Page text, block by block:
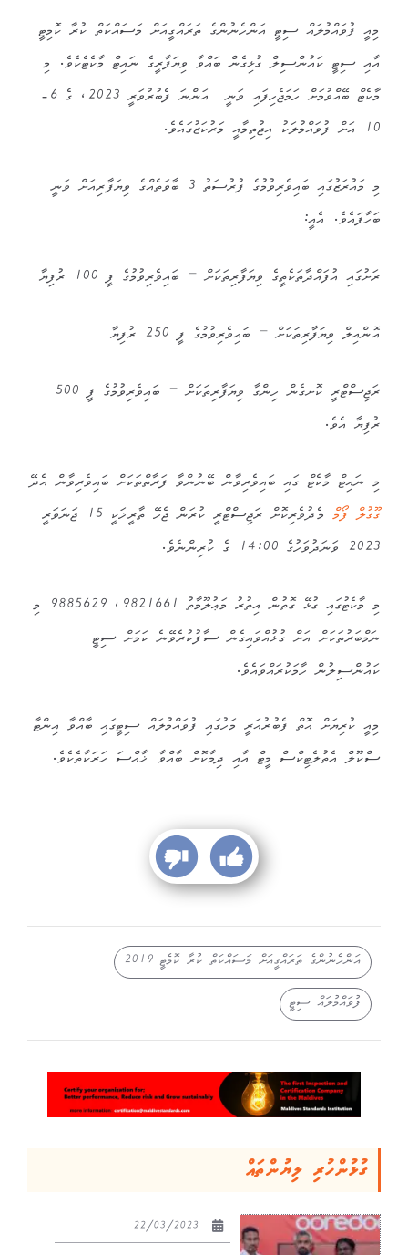
މިއީ ފުވައްމުލައް ސިޓީ އަންހެނުންގެ ތަރައްގީއަށް މަސައްކަތް ކުރާ ކޮމިޓީ
އާއި ސިޓީ ކައުންސިލް ގުޅިގެން ބައްވާ ވިޔަފާރީގެ ނައިޓް މާކެޓެކެވެ. މި
މާކެޓް ބޭއްވުމަށް ހަމަޖެހިފައި ވަނީ އަންނަ ފެބުރުވަރީ 2023، ގެ 6-
10 އަށް ފުވައްމުލަކު އިޖުތިމާއީ މަރުކަޒުގައެވެ.
މި މައުރަޒުގައި ބައިވެރިވުމުގެ ފުރުސަތު 3 ބާވަތެއްގެ ވިޔަފާރިއަށް ވަނީ
ބަހާފައެވެ. އެއީ:
ރަށުގައި އުފައްދާތަކެތީގެ ވިޔަފާރިތަކަށް – ބައިވެރިވުމުގެ ފީ 100 ރުފިޔާ
އޮންއިލް ވިޔަފާރިތަކަށް – ބައިވެރިވުމުގެ ފީ 250 ރުފިޔާ
ރަޖިސްޓްރީ ކޮށގެން ހިންގާ ވިޔަފާރިތަކަށް – ބައިވެރިވުމުގެ ފީ 500
ރުފިޔާ އެވެ.
މި ނައިޓް މާކެޓް ގައި ބައިވެރިވާން ބޭނުންވާ ފަރާތްތަކަށް ބައިވެރިވާން އެދޭ
ގޫގުލް ފޯމް
މެދުވެރިކޮށް ރަޖިސްޓްރީ ކުރަން ޖެހޭ ތާރީޚަކީ 15 ޖަނަވަރީ
2023 ވަނަދުވަހުގެ 14:00 ގެ ކުރިންނެވެ.
މި މާކެޓުގައި ގުޅޭ ގޮތުން އިތުރު މަޢުލޫމާތު 9821661، 9885629 މި
ނަމްބަރުތަކަށް އަށް ގުޅުއްވައިގެން ސާފުކުރެވޭނެ ކަމަށް ސިޓީ
ކައުންސިލުން ހާމަކުރައްވައެވެ.
މިއީ ކުރިޔަށް އޮތް ފެބުރުއަރީ މަހުގައި ފުވައްމުލައް ސިޓީގައި ބާއްވާ އިންޓާ
ސްކޫލް އެތުލެޓިކްސް މީޓް އާއި ދިމާކޮށް ބާއްވާ ޚާއްސަ ހަރަކާތެކެވެ.
އަންހެނުންގެ ތަރައްގީއަށް މަސައްކަތް ކުރާ ކޮމެޓީ 2019
ފުވައްމުލައް ސިޓީ
ގުޅުންހުރި ލިޔުންތައް